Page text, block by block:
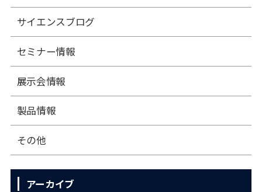
サイエンスブログ
セミナー情報
展⽰会情報
製品情報
その他
アーカイブ